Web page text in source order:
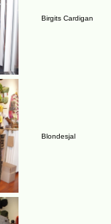
Birgits Cardigan
Blondesjal